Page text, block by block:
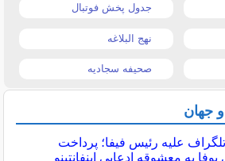
جدول پخش فوتبال
نهج البلاغه
صحیفه سجادیه
و جهان
علیه رئیس فیفا؛ پرداخت
به معشوقه ادعایی اینفانتینو